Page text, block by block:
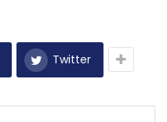
Twitter